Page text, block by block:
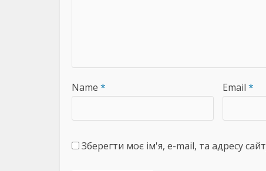
Name * Email *
Зберегти моє ім'я, e-mail, та адресу